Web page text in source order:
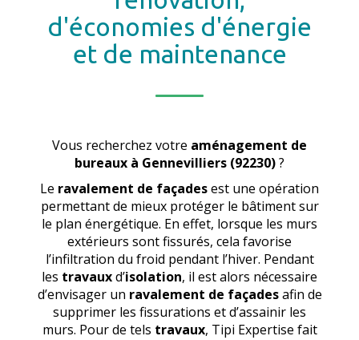
d'économies d'énergie
et de maintenance
Vous recherchez votre aménagement de
bureaux à Gennevilliers (92230)?
Le ravalement de façadesest une opération
permettant de mieux protéger le bâtiment sur
le plan énergétique. En effet, lorsque les murs
extérieurs sont fissurés, cela favorise
l’infiltration du froid pendant l’hiver. Pendant
les travauxd’isolation, il est alors nécessaire
d’envisager un ravalement de façadesafin de
supprimer les fissurations et d’assainir les
murs. Pour de tels travaux, Tipi Expertise fait